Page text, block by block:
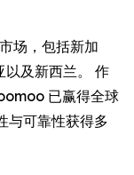
场，包括新加
以及新西兰。 作
已赢得全球
与可靠性获得多